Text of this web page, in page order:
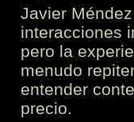
Javier
interacciones
pero la
menudo
entender
precio.